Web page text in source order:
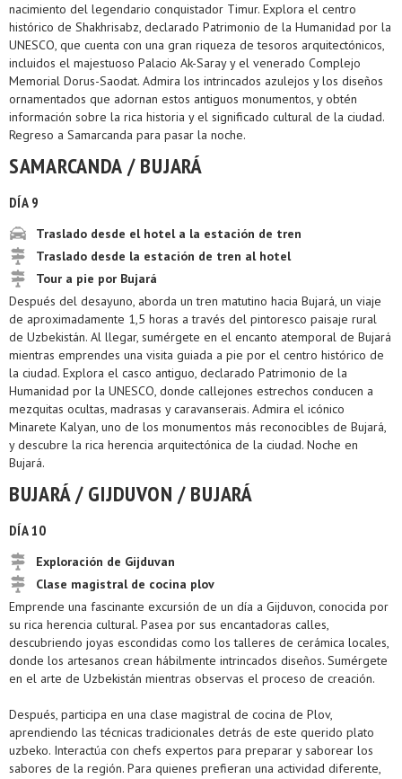
nacimiento del legendario conquistador Timur. Explora el centro
histórico de Shakhrisabz, declarado Patrimonio de la Humanidad por la
UNESCO, que cuenta con una gran riqueza de tesoros arquitectónicos,
incluidos el majestuoso Palacio Ak-Saray y el venerado Complejo
Memorial Dorus-Saodat. Admira los intrincados azulejos y los diseños
ornamentados que adornan estos antiguos monumentos, y obtén
información sobre la rica historia y el significado cultural de la ciudad.
Regreso a Samarcanda para pasar la noche.
SAMARCANDA / BUJARÁ
DÍA 9
Traslado desde el hotel a la estación de tren
Traslado desde la estación de tren al hotel
Tour a pie por Bujará
Después del desayuno, aborda un tren matutino hacia Bujará, un viaje
de aproximadamente 1,5 horas a través del pintoresco paisaje rural
de Uzbekistán. Al llegar, sumérgete en el encanto atemporal de Bujará
mientras emprendes una visita guiada a pie por el centro histórico de
la ciudad. Explora el casco antiguo, declarado Patrimonio de la
Humanidad por la UNESCO, donde callejones estrechos conducen a
mezquitas ocultas, madrasas y caravanserais. Admira el icónico
Minarete Kalyan, uno de los monumentos más reconocibles de Bujará,
y descubre la rica herencia arquitectónica de la ciudad. Noche en
Bujará.
BUJARÁ / GIJDUVON / BUJARÁ
DÍA 10
Exploración de Gijduvan
Clase magistral de cocina plov
Emprende una fascinante excursión de un día a Gijduvon, conocida por
su rica herencia cultural. Pasea por sus encantadoras calles,
descubriendo joyas escondidas como los talleres de cerámica locales,
donde los artesanos crean hábilmente intrincados diseños. Sumérgete
en el arte de Uzbekistán mientras observas el proceso de creación.
Después, participa en una clase magistral de cocina de Plov,
aprendiendo las técnicas tradicionales detrás de este querido plato
uzbeko. Interactúa con chefs expertos para preparar y saborear los
sabores de la región. Para quienes prefieran una actividad diferente,